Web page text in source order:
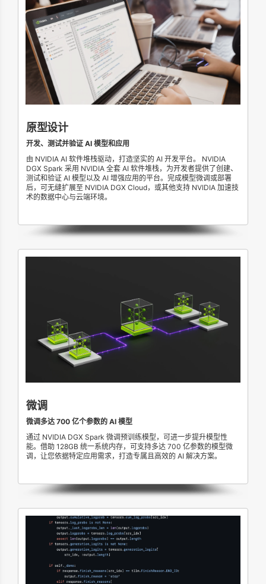
原型设计
开发、测试并验证 AI 模型和应用
由 NVIDIA AI 软件堆栈驱动，打造坚实的 AI 开发平台。 NVIDIA
DGX Spark 采用 NVIDIA 全套 AI 软件堆栈，为开发者提供了创建、
测试和验证 AI 模型以及 AI 增强应用的平台。完成模型微调或部署
后，可无缝扩展至 NVIDIA DGX Cloud，或其他支持 NVIDIA 加速技
术的数据中心与云端环境。
微调
微调多达 700 亿个参数的 AI 模型
通过 NVIDIA DGX Spark 微调预训练模型，可进一步提升模型性
能。借助 128GB 统一系统内存，可支持多达 700 亿参数的模型微
调，让您依据特定应用需求，打造专属且高效的 AI 解决方案。